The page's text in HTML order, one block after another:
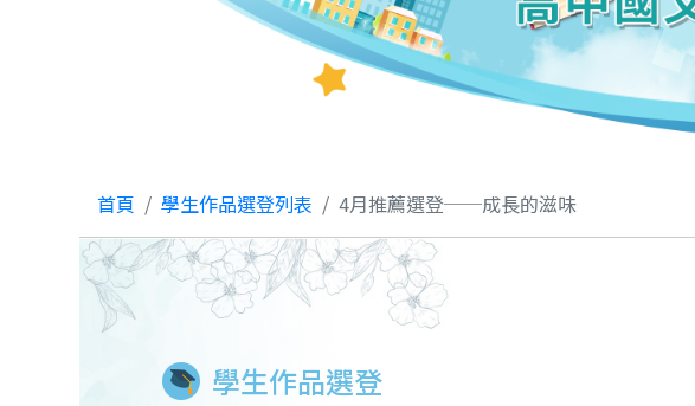
首頁 學生作品選登列表 4月推薦選登──成長的滋味
學生作品選登